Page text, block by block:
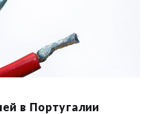
в Португалии